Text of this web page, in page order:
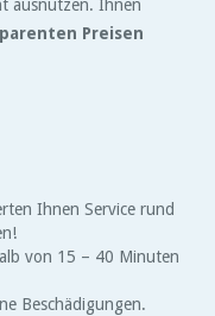
ausnutzen. Ihnen
Preisen
Ihnen Service rund
von 15 – 40 Minuten
Beschädigungen.